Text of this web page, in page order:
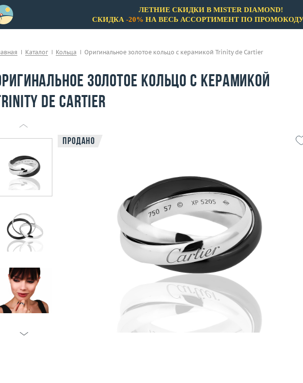
ЛЕТНИЕ СКИДКИ В MISTER DIAMOND!
СКИДКА -20% НА ВЕСЬ АССОРТИМЕНТ ПО
Каталог Кольца Оригинальное золотое кольцо с керамикой Trinity de Cartier
золотое кольцо с керамикой
de Cartier
Продано